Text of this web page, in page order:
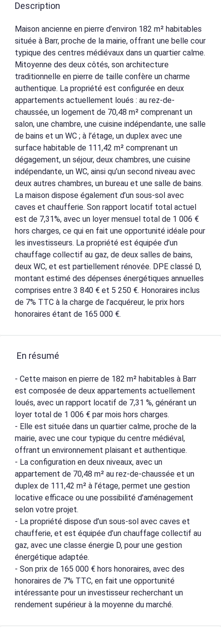
Description
Maison ancienne en pierre d’environ 182 m² habitables
située à Barr, proche de la mairie, offrant une belle cour
typique des centres médiévaux dans un quartier calme.
Mitoyenne des deux côtés, son architecture
traditionnelle en pierre de taille confère un charme
authentique. La propriété est configurée en deux
appartements actuellement loués : au rez-de-
chaussée, un logement de 70,48 m² comprenant un
salon, une chambre, une cuisine indépendante, une salle
de bains et un WC ; à l’étage, un duplex avec une
surface habitable de 111,42 m² comprenant un
dégagement, un séjour, deux chambres, une cuisine
indépendante, un WC, ainsi qu’un second niveau avec
deux autres chambres, un bureau et une salle de bains.
La maison dispose également d’un sous-sol avec
caves et chaufferie. Son rapport locatif total actuel
est de 7,31%, avec un loyer mensuel total de 1 006 €
hors charges, ce qui en fait une opportunité idéale pour
les investisseurs. La propriété est équipée d’un
chauffage collectif au gaz, de deux salles de bains,
deux WC, et est partiellement rénovée. DPE classé D,
montant estimé des dépenses énergétiques annuelles
comprises entre 3 840 € et 5 250 €. Honoraires inclus
de 7% TTC à la charge de l’acquéreur, le prix hors
honoraires étant de 165 000 €.
En résumé
- Cette maison en pierre de 182 m² habitables à Barr
est composée de deux appartements actuellement
loués, avec un rapport locatif de 7,31 %, générant un
loyer total de 1 006 € par mois hors charges.
- Elle est située dans un quartier calme, proche de la
mairie, avec une cour typique du centre médiéval,
offrant un environnement plaisant et authentique.
- La configuration en deux niveaux, avec un
appartement de 70,48 m² au rez-de-chaussée et un
duplex de 111,42 m² à l’étage, permet une gestion
locative efficace ou une possibilité d’aménagement
selon votre projet.
- La propriété dispose d’un sous-sol avec caves et
chaufferie, et est équipée d’un chauffage collectif au
gaz, avec une classe énergie D, pour une gestion
énergétique adaptée.
- Son prix de 165 000 € hors honoraires, avec des
honoraires de 7% TTC, en fait une opportunité
intéressante pour un investisseur recherchant un
rendement supérieur à la moyenne du marché.